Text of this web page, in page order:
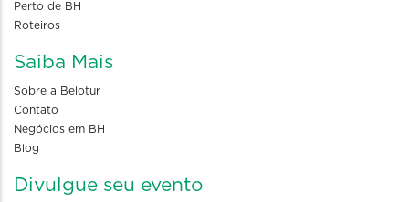
Perto de BH
Roteiros
Saiba Mais
Sobre a Belotur
Contato
Negócios em BH
Blog
Divulgue seu evento